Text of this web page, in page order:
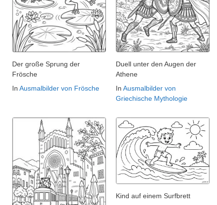
Der große Sprung der
Frösche
In Ausmalbilder von Frösche
Duell unter den Augen der
Athene
In Ausmalbilder von
Griechische Mythologie
Kind auf einem Surfbrett